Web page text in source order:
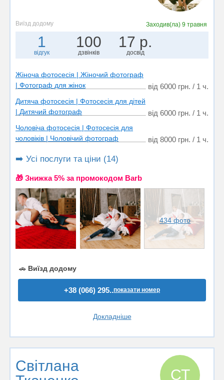
Виїзд додому Заходив(ла) 9 травня
1
відгук
100
дзвінків
17 р.
досвід
Жіноча фотосесія | Жіночий фотограф
| Фотограф для жінок
від 6000 грн. / 1 ч.
Дитяча фотосесія | Фотосесія для дітей
| Дитячий фотограф
від 6000 грн. / 1 ч.
Чоловіча фотосесія | Фотосесія для
чоловіків | Чоловічий фотограф
від 8000 грн. / 1 ч.
➡️ Усі послуги та ціни (14)
🎁 Знижка 5% за промокодом Barb
434 фото
🚗 Виїзд додому
+38 (066) 295..показати номер
Докладніше
Світлана
СТ